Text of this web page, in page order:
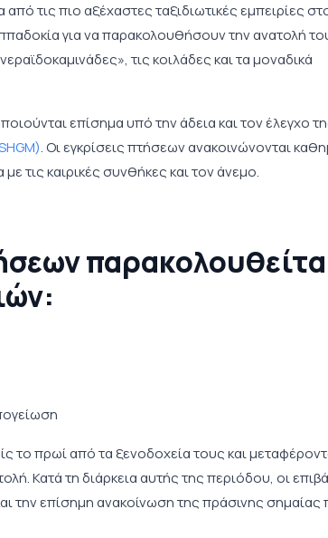
τις πιο αξέχαστες ταξιδιωτικές εμπειρίες
για να παρακολουθήσουν την ανατολή
τις κοιλάδες και τα μοναδικά
επίσημα υπό την άδεια και τον έλεγχο
. Οι εγκρίσεις πτήσεων ανακοινώνονται
τις καιρικές συνθήκες και τον άνεμο.
το πρωί από τα ξενοδοχεία τους και
Κατά τη διάρκεια αυτής της περιόδου, οι
την επίσημη ανακοίνωση της πράσινης σημαίας